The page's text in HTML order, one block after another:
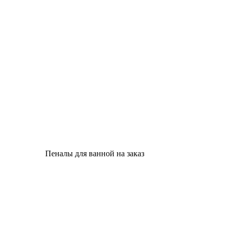
Пеналы для ванной на заказ